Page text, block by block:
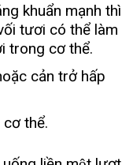
khuẩn mạnh thì
tươi có thể làm
trong cơ thể.
cản trở hấp
thể.